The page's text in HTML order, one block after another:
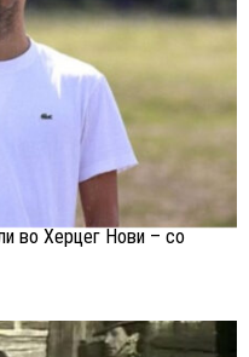
во Херцег Нови – со